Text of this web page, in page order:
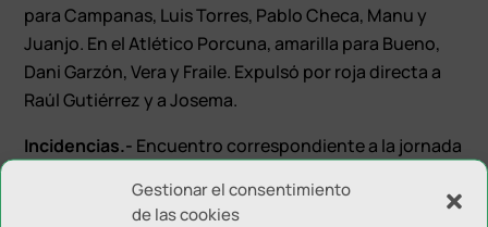
Gestionar el consentimiento
de las cookies
para Campanas, Luis Torres, Pablo Checa, Manu y
Juanjo. En el Atlético Porcuna, amarilla para Bueno,
Dani Garzón, Vera y Fraile. Expulsó por roja directa a
Raúl Gutiérrez y a Josema.
Incidencias.- Encuentro correspondiente a la jornada
Ciudad Deportiva de Los Ángeles.